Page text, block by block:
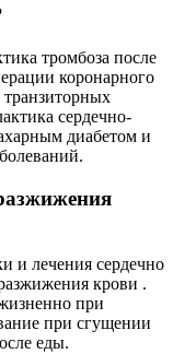
тромбоза после
коронарного
сердечно-
диабетом и
и лечения сердечно
крови .
при
при сгущении
еды.